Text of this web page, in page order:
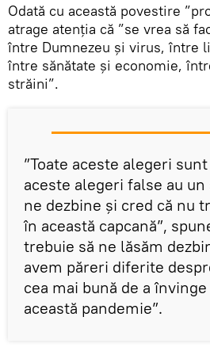
Odată cu această povestire
atrage atenția că ”se vrea să
între Dumnezeu şi virus, între
între sănătate şi economie,
străini”.
”Toate aceste alegeri
aceste alegeri false au
ne dezbine şi cred că nu
în această capcană”,
trebuie să ne lăsăm
avem păreri diferite
cea mai bună de a
această pandemie”.